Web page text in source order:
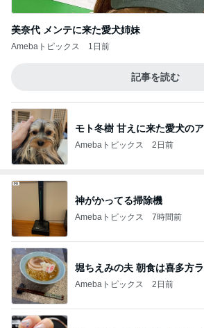
美奈代 メンテに来た愛犬姉妹
Amebaトピックス 1日前
記事を読む
モト冬樹 甘えに来た愛犬の
Amebaトピックス 2日前
神がかってる掃除機
Amebaトピックス 7時間前
堀ちえみの夫 朝食は喜多方
Amebaトピックス 2日前